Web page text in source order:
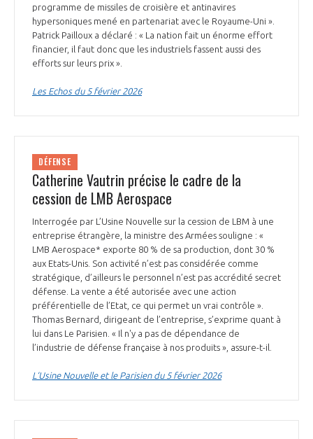
MÉDIATION ET CHARTE D’ENGAGEMENT SUR LES RELATIONS ENTRE
CLIENTS ET FOURNISSEURS
LA MÉDIATION AU-DELÀ DE LA FILIÈRE AÉRONAUTIQUE ET SPATIALE
CHIFFRES CLÉS
LES ENJEUX
EMPLOI & FORMATION
ENVIRONNEMENT
INNOVATION
INTERNATIONALISATION
DOCUMENTS & BROCHURES
RAPPORTS D'ACTIVITÉS
programme de missiles de croisière et antinavires
hypersoniques mené en partenariat avec le Royaume-Uni ».
Patrick Pailloux a déclaré : « La nation fait un énorme effort
financier, il faut donc que les industriels fassent aussi des
efforts sur leurs prix ».
Les Echos du 5 février 2026
DÉFENSE
Catherine Vautrin précise le cadre de la
cession de LMB Aerospace
Interrogée par L’Usine Nouvelle sur la cession de LBM à une
entreprise étrangère, la ministre des Armées souligne : «
LMB Aerospace* exporte 80 % de sa production, dont 30 %
aux Etats-Unis. Son activité n’est pas considérée comme
stratégique, d’ailleurs le personnel n’est pas accrédité secret
défense. La vente a été autorisée avec une action
préférentielle de l’Etat, ce qui permet un vrai contrôle ».
Thomas Bernard, dirigeant de l’entreprise, s’exprime quant à
lui dans Le Parisien. « Il n'y a pas de dépendance de
l’industrie de défense française à nos produits », assure-t-il.
L‘Usine Nouvelle et le Parisien du 5 février 2026